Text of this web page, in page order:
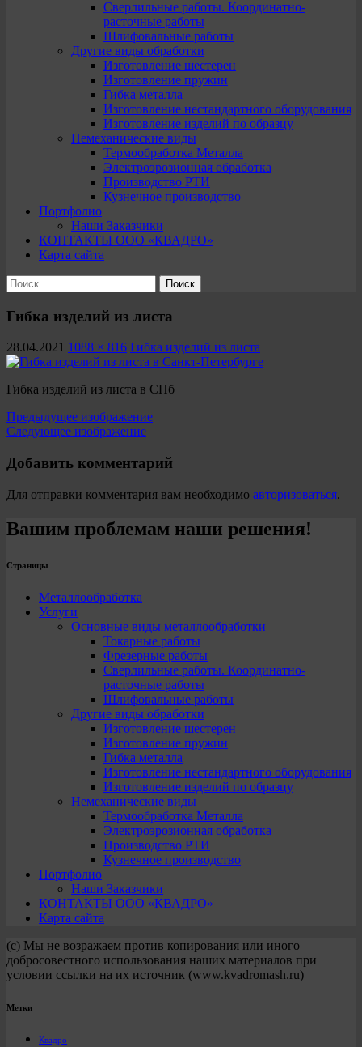
Сверлильные работы. Координатно-
расточные работы
Шлифовальные работы
Другие виды обработки
Изготовление шестерен
Изготовление пружин
Гибка металла
Изготовление нестандартного оборудования
Изготовление изделий по образцу
Немеханические виды
Термообработка Металла
Электроэрозионная обработка
Производство РТИ
Кузнечное производство
Портфолио
Наши Заказчики
КОНТАКТЫ ООО «КВАДРО»
Карта сайта
Найти:
Гибка изделий из листа
28.04.2021 1088 × 816 Гибка изделий из листа
Гибка изделий из листа в СПб
Предыдущее изображение
Следующее изображение
Добавить комментарий
Для отправки комментария вам необходимо авторизоваться.
Вашим проблемам наши решения!
Страницы
Металлообработка
Услуги
Основные виды металлообработки
Токарные работы
Фрезерные работы
Сверлильные работы. Координатно-
расточные работы
Шлифовальные работы
Другие виды обработки
Изготовление шестерен
Изготовление пружин
Гибка металла
Изготовление нестандартного оборудования
Изготовление изделий по образцу
Немеханические виды
Термообработка Металла
Электроэрозионная обработка
Производство РТИ
Кузнечное производство
Портфолио
Наши Заказчики
КОНТАКТЫ ООО «КВАДРО»
Карта сайта
(с) Мы не возражаем против копирования или иного
добросовестного использования наших материалов при
условии ссылки на их источник (www.kvadromash.ru)
Метки
Квадро